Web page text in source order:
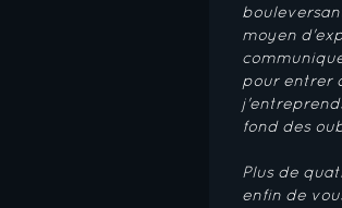
moyen
pour entrer
fond des
Plus de
enfin de